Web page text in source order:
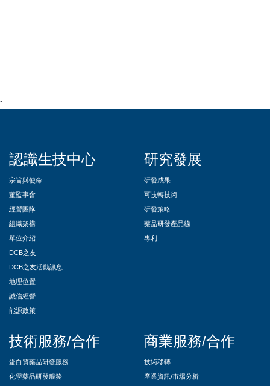
認識生技中心
宗旨與使命
董監事會
經營團隊
組織架構
單位介紹
DCB之友
DCB之友活動訊息
地理位置
誠信經營
能源政策
研究發展
研發成果
可技轉技術
研發策略
藥品研發產品線
專利
技術服務/合作
蛋白質藥品研發服務
化學藥品研發服務
商業服務/合作
技術移轉
產業資訊/市場分析